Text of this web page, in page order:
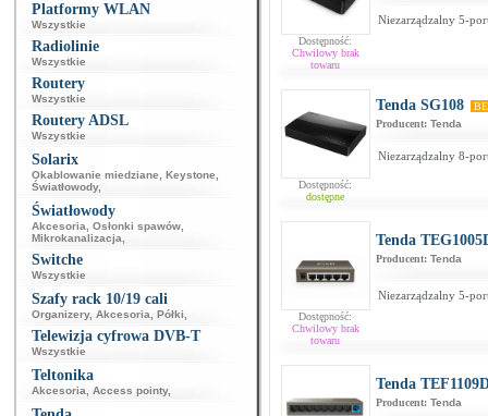
Platformy WLAN
Wszystkie
Radiolinie
Wszystkie
Routery
Wszystkie
Routery ADSL
Wszystkie
Solarix
Okablowanie miedziane Keystone
Światłowody,
Światłowody
Akcesoria Osłonki spawów
Mikrokanalizacja
Switche
Wszystkie
Szafy rack 10/19 cali
Organizery, Akcesoria Półki
Telewizja cyfrowa DVB-T
Wszystkie
Teltonika
Akcesoria Access pointy,
Dostępność:
Chwilowy brak
towaru
Niezarządzalny 5-
Dostępność:
dostępne
Tenda SG108
Producent: Tenda
Niezarządzalny 8-
Dostępność:
Chwilowy brak
towaru
Tenda
Producent: Tenda
Niezarządzalny 5-
Tenda
Producent: Tenda